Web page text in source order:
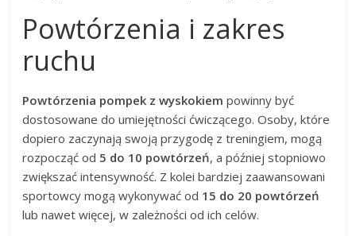
Powtórzenia i zakres
ruchu
Powtórzenia pompek z wyskokiem powinny być
dostosowane do umiejętności ćwiczącego. Osoby, które
dopiero zaczynają swoją przygodę z treningiem, mogą
rozpocząć od 5 do 10 powtórzeń, a później stopniowo
zwiększać intensywność. Z kolei bardziej zaawansowani
sportowcy mogą wykonywać od 15 do 20 powtórzeń
lub nawet więcej, w zależności od ich celów.